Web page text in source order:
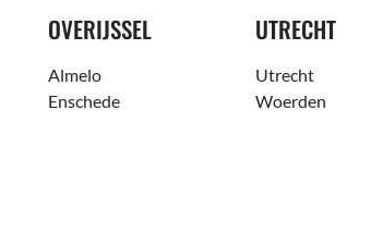
OVERIJSSEL
Almelo
Enschede
UTRECHT
Utrecht
Woerden